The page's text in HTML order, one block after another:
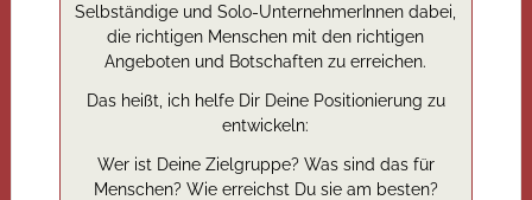
Selbständige und Solo-UnternehmerInnen dabei,
die richtigen Menschen mit den richtigen
Angeboten und Botschaften zu erreichen.
Das heißt, ich helfe Dir Deine Positionierung zu
entwickeln:
Wer ist Deine Zielgruppe? Was sind das für
Menschen? Wie erreichst Du sie am besten?